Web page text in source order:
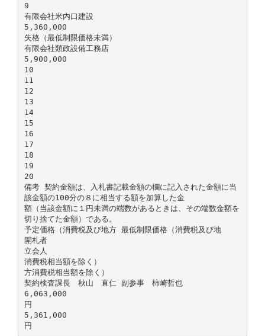
9
有限会社米内口建設
5,360,000
失格（最低制限価格未満）
有限会社類政設備工務店
5,900,000
10
11
12
13
14
15
16
17
18
19
20
備考 契約金額は、入札書記載金額の欄に記入された金額に当
該金額の100分の８に相当する額を加算した金
額（当該金額に１円未満の端数があるときは、その端数金額を
切り捨てた金額）である。
予定価格（消費税及び地方 最低制限価格（消費税及び地
開札者
立会人
消費税相当額を除く）
方消費税相当額を除く）
契約検査課長 秋山 直仁 副参事 柿崎哲也
6,063,000
円
5,361,000